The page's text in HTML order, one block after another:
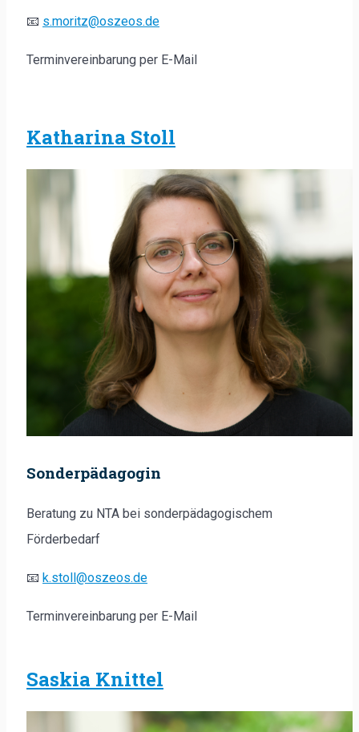
📧 s.moritz@oszeos.de
Terminvereinbarung per E-Mail
Katharina Stoll
Sonderpädagogin
Beratung zu NTA bei sonderpädagogischem
Förderbedarf
📧 k.stoll@oszeos.de
Terminvereinbarung per E-Mail
Saskia Knittel